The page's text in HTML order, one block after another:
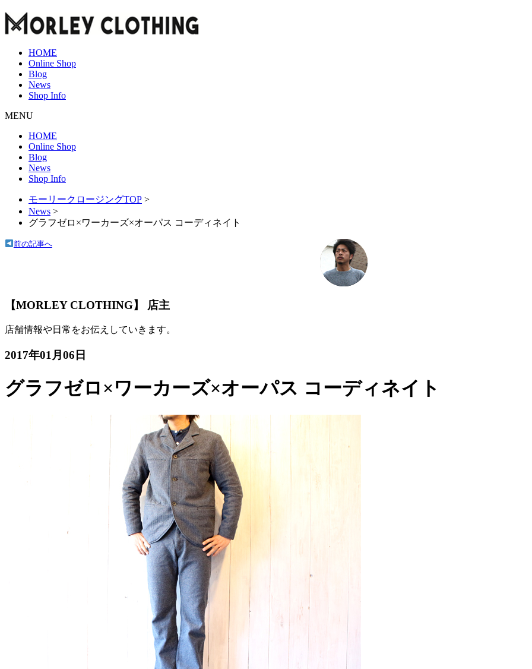
HOME
Online Shop
Blog
News
Shop Info
MENU
HOME
Online Shop
Blog
News
Shop Info
モーリークロージングTOP >
News >
グラフゼロ×ワーカーズ×オーパス コーディネイト
前の記事へ
【MORLEY CLOTHING】 店主
店舗情報や日常をお伝えしていきます。
2017年01月06日
グラフゼロ×ワーカーズ×オーパス コーディネイト